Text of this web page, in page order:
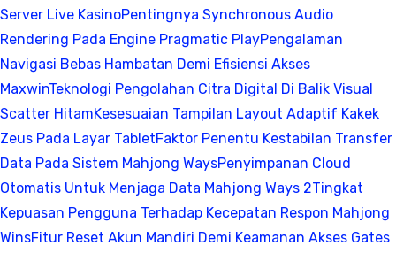
Server Live KasinoPentingnya Synchronous Audio
Rendering Pada Engine Pragmatic PlayPengalaman
Navigasi Bebas Hambatan Demi Efisiensi Akses
MaxwinTeknologi Pengolahan Citra Digital Di Balik Visual
Scatter HitamKesesuaian Tampilan Layout Adaptif Kakek
Zeus Pada Layar TabletFaktor Penentu Kestabilan Transfer
Data Pada Sistem Mahjong WaysPenyimpanan Cloud
Otomatis Untuk Menjaga Data Mahjong Ways 2Tingkat
Kepuasan Pengguna Terhadap Kecepatan Respon Mahjong
WinsFitur Reset Akun Mandiri Demi Keamanan Akses Gates